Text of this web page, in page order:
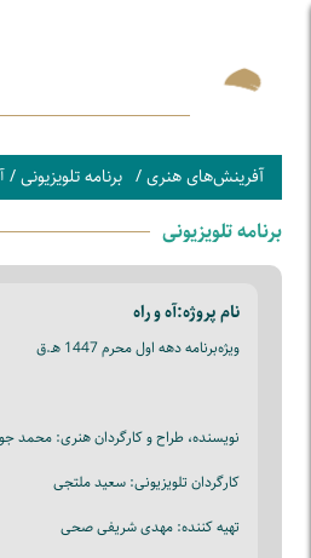
آفرینش‌های هنری/ برنامه تلویزیونی/
برنامه تلویزیونی
نام پروژه:آه و راه
ویژه‌برنامه دهه اول محرم 1447 هـ.ق
نویسنده، طراح و کارگردان هنری: محمد
کارگردان تلویزیونی: سعید ملتجی
تهیه کننده: مهدی شریفی صحی